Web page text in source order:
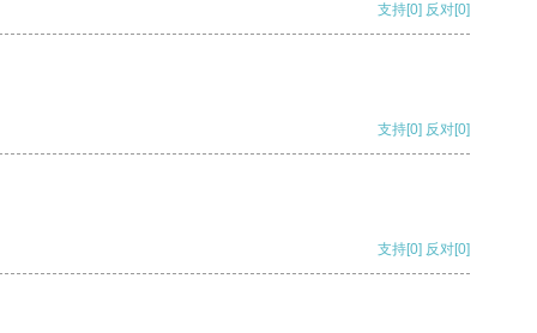
支持[0] 反对[0]
支持[0] 反对[0]
支持[0] 反对[0]